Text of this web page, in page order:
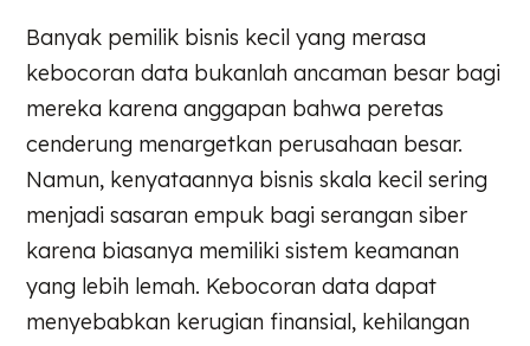
Banyak pemilik bisnis kecil yang merasa
kebocoran data bukanlah ancaman besar bagi
mereka karena anggapan bahwa peretas
cenderung menargetkan perusahaan besar.
Namun, kenyataannya bisnis skala kecil sering
menjadi sasaran empuk bagi serangan siber
karena biasanya memiliki sistem keamanan
yang lebih lemah. Kebocoran data dapat
menyebabkan kerugian finansial, kehilangan